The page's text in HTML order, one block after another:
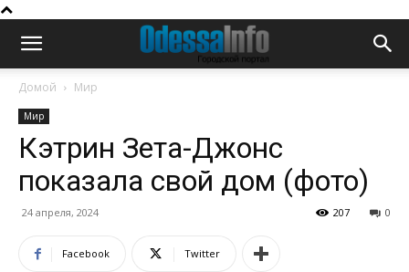
Домой Мир
Мир
Кэтрин Зета-Джонс
показала свой дом (фото)
24 апреля, 2024 0
207
Facebook Twitter